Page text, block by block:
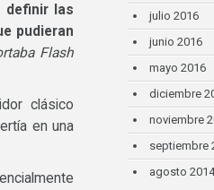
definir las
pudieran
Flash
clásico
en una
julio 2016
junio 2016
mayo 2016
diciembre
noviembre
septiembre
agosto 2014